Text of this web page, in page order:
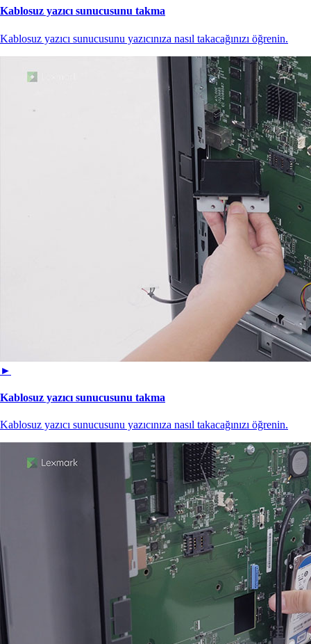
Kablosuz yazıcı sunucusunu takma
Kablosuz yazıcı sunucusunu yazıcınıza nasıl takacağınızı öğrenin.
►
Kablosuz yazıcı sunucusunu takma
Kablosuz yazıcı sunucusunu yazıcınıza nasıl takacağınızı öğrenin.